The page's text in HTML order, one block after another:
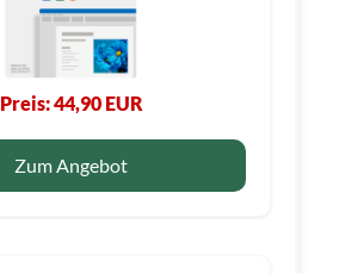
Preis: 44,90 EUR
Zum Angebot